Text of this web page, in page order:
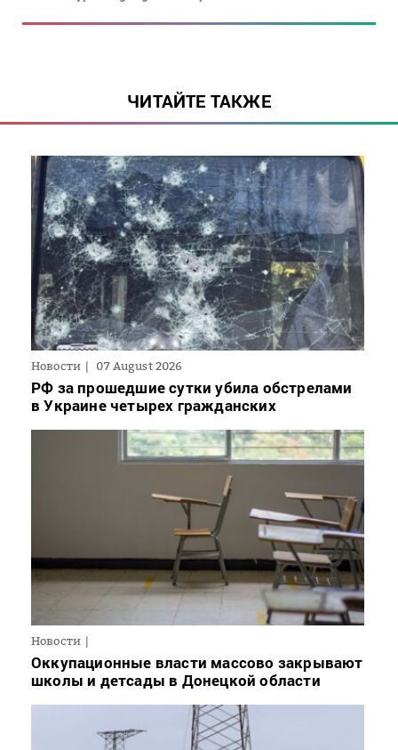
ЧИТАЙТЕ ТАКЖЕ
Новости 07 August 2026
РФ за прошедшие сутки убила обстрелами
в Украине четырех гражданских
Новости
Оккупационные власти массово закрывают
школы и детсады в Донецкой области